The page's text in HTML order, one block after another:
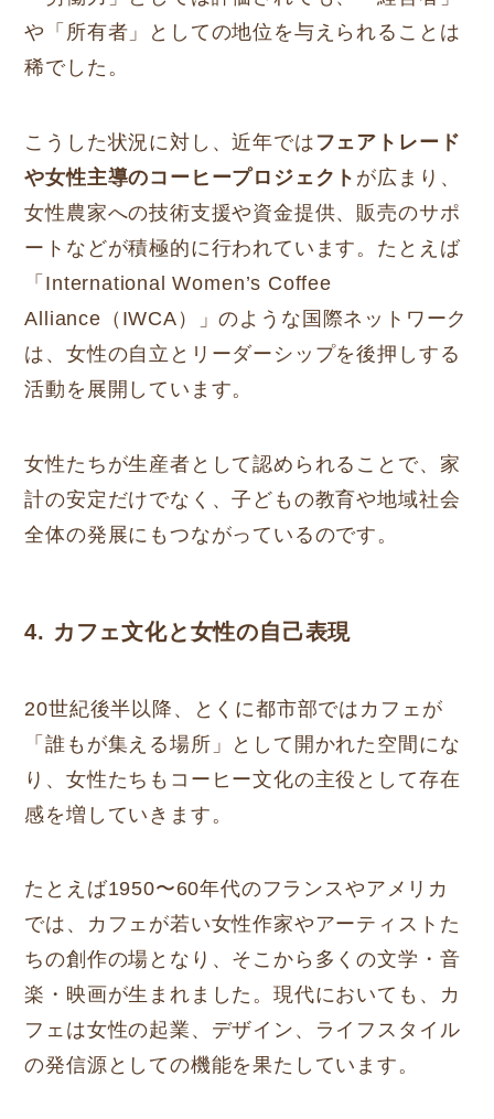
や「所有者」としての地位を与えられることは
稀でした。
こうした状況に対し、近年では フェアトレード
や女性主導のコーヒープロジェクト が広まり、
女性農家への技術支援や資金提供、販売のサポ
ートなどが積極的に行われています。たとえば
「International Women’s Coffee
Alliance（IWCA）」のような国際ネットワーク
は、女性の自立とリーダーシップを後押しする
活動を展開しています。
女性たちが生産者として認められることで、家
計の安定だけでなく、子どもの教育や地域社会
全体の発展にもつながっているのです。
4. カフェ文化と女性の自己表現
20世紀後半以降、とくに都市部ではカフェが
「誰もが集える場所」として開かれた空間にな
り、女性たちもコーヒー文化の主役として存在
感を増していきます。
たとえば1950〜60年代のフランスやアメリカ
では、カフェが若い女性作家やアーティストた
ちの創作の場となり、そこから多くの文学・音
楽・映画が生まれました。現代においても、カ
フェは女性の起業、デザイン、ライフスタイル
の発信源としての機能を果たしています。